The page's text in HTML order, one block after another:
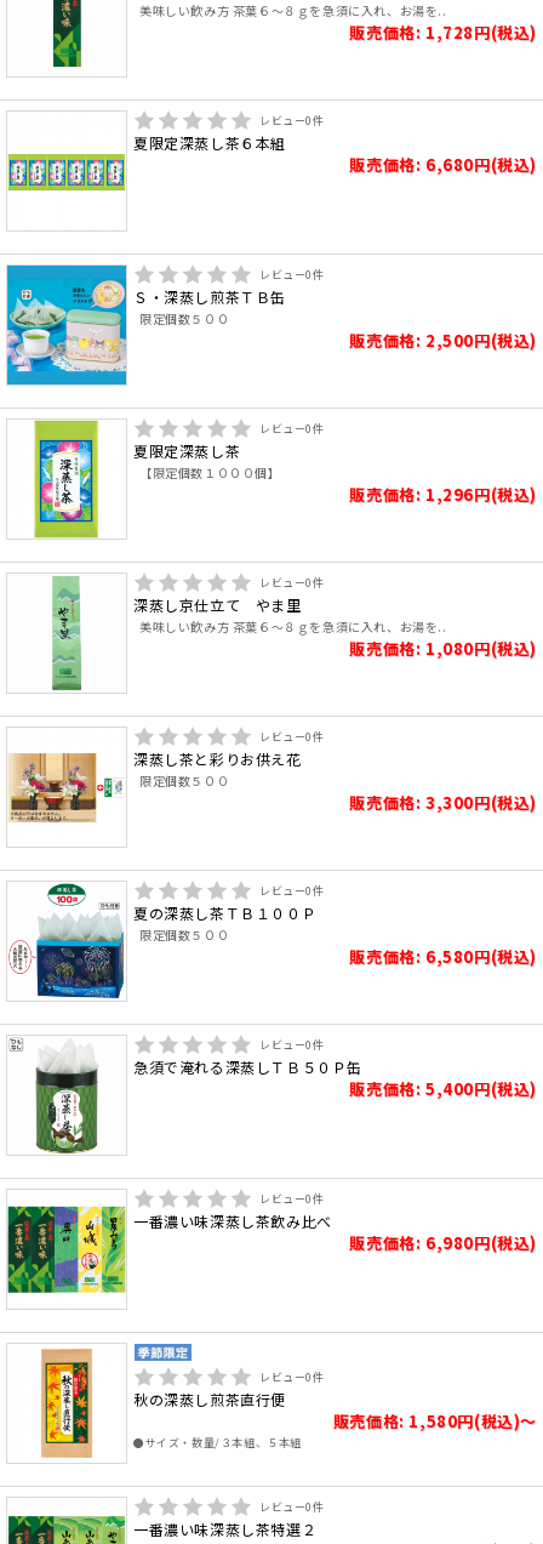
美味しい飲み方 茶葉６～８ｇを急須に入れ、お湯を..
販売価格: 1,728円(税込)
レビュー0件
夏限定深蒸し茶６本組
販売価格: 6,680円(税込)
レビュー0件
Ｓ・深蒸し煎茶ＴＢ缶
限定個数５００
販売価格: 2,500円(税込)
レビュー0件
夏限定深蒸し茶
【限定個数１０００個】
販売価格: 1,296円(税込)
レビュー0件
深蒸し京仕立て やま里
美味しい飲み方 茶葉６～８ｇを急須に入れ、お湯を..
販売価格: 1,080円(税込)
レビュー0件
深蒸し茶と彩りお供え花
限定個数５００
販売価格: 3,300円(税込)
レビュー0件
夏の深蒸し茶ＴＢ１００Ｐ
限定個数５００
販売価格: 6,580円(税込)
レビュー0件
急須で淹れる深蒸しＴＢ５０Ｐ缶
販売価格: 5,400円(税込)
レビュー0件
一番濃い味深蒸し茶飲み比べ
販売価格: 6,980円(税込)
レビュー0件
秋の深蒸し煎茶直行便
販売価格: 1,580円(税込)～
●サイズ・数量/３本組、５本組
レビュー0件
一番濃い味深蒸し茶特選２